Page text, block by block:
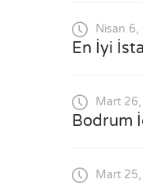
Nisan 6,
En İyi
Mart
Bodrum
Mart